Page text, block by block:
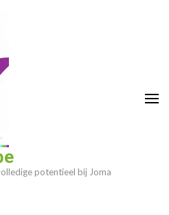
potentieel bij Joma